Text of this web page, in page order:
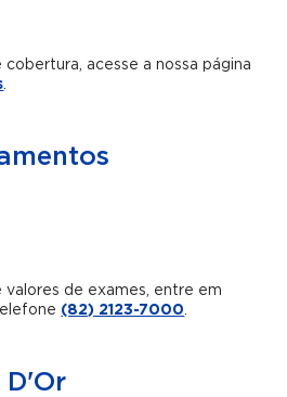
acesse a nossa página
.
valores de exames, entre em
(82) 2123-7000.
D'Or